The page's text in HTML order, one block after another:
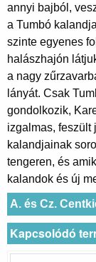
annyi bajból,
a Tumbó
szinte egyenes
halászhajón
a nagy
lányát. Csak
gondolkozik,
izgalmas, feszült
kalandjainak
tengeren, és
kalandok és új
A. és Cz.
Kapcsolódó